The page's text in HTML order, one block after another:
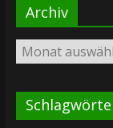
Archiv
Archiv